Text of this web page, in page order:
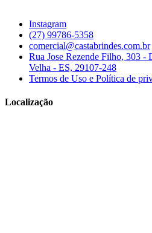
Instagram
(27) 99786-5358
comercial@castabrindes.com.br
Rua Jose Rezende Filho, 303
Velha - ES, 29107-248
Termos de Uso e Política de
Localização